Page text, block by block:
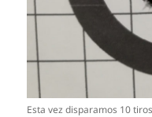
Esta vez disparamos 10